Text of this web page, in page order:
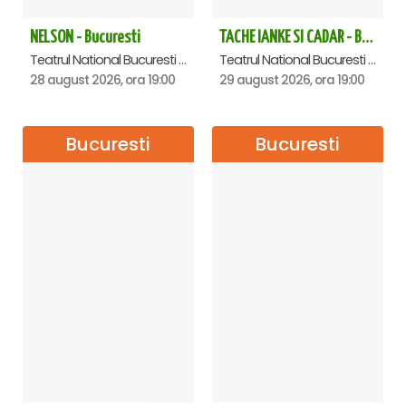
NELSON - Bucuresti
Teatrul National Bucuresti - Sala Ion Caramitru, Bucuresti
28 august 2026, ora 19:00
TACHE IANKE SI CADAR - Bucuresti
Teatrul National Bucuresti - Sala Ion Caramitru, Bucuresti
29 august 2026, ora 19:00
Bucuresti Bucuresti